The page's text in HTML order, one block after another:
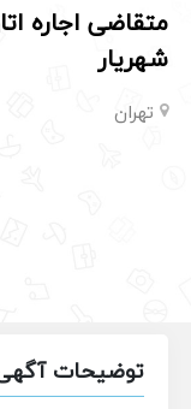
متقاضی اجاره
شهریار
تهران
توضیحات